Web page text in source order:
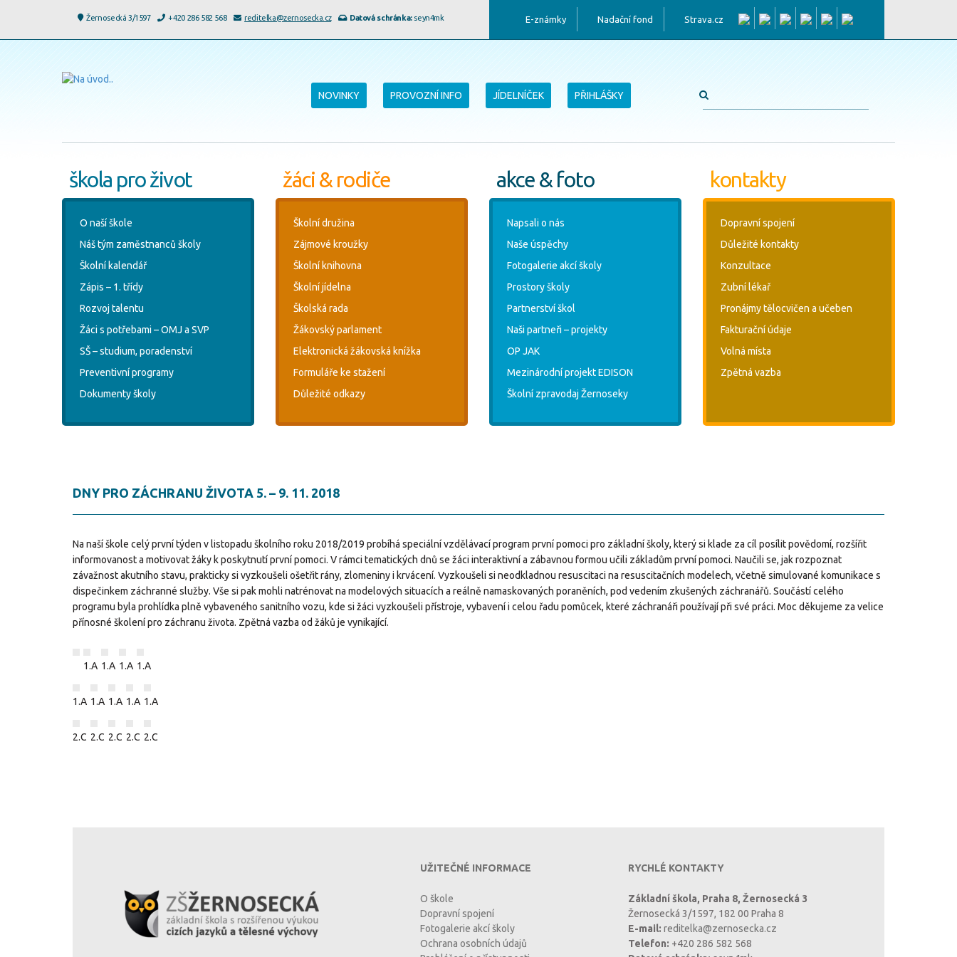
Žernosecká 3/1597 +420 286 582 568 reditelka@zernosecka.cz Datová schránka:seyn4mk E-známky Nadační fond Strava.cz
NOVINKY PROVOZNÍ INFO JÍDELNÍČEK PŘIHLÁŠKY
škola pro život
O naší škole
Náš tým zaměstnanců školy
Školní kalendář
Zápis – 1. třídy
Rozvoj talentu
Žáci s potřebami – OMJ a SVP
SŠ – studium, poradenství
Preventivní programy
Dokumenty školy
žáci & rodiče
Školní družina
Zájmové kroužky
Školní knihovna
Školní jídelna
Školská rada
Žákovský parlament
Elektronická žákovská knížka
Formuláře ke stažení
Důležité odkazy
akce & foto
Napsali o nás
Naše úspěchy
Fotogalerie akcí školy
Prostory školy
Partnerství škol
Naši partneři – projekty
OP JAK
Mezinárodní projekt EDISON
Školní zpravodaj Žernoseky
kontakty
Dopravní spojení
Důležité kontakty
Konzultace
Zubní lékař
Pronájmy tělocvičen a učeben
Fakturační údaje
Volná místa
Zpětná vazba
DNY PRO ZÁCHRANU ŽIVOTA 5. – 9. 11. 2018
Na naší škole celý první týden v listopadu školního roku 2018/2019 probíhá speciální vzdělávací program první pomoci pro základní školy, který si klade za cíl posílit povědomí, rozšířit
informovanost a motivovat žáky k poskytnutí první pomoci. V rámci tematických dnů se žáci interaktivní a zábavnou formou učili základům první pomoci. Naučili se, jak rozpoznat
závažnost akutního stavu, prakticky si vyzkoušeli ošetřit rány, zlomeniny i krvácení. Vyzkoušeli si neodkladnou resuscitaci na resuscitačních modelech, včetně simulované komunikace s
dispečinkem záchranné služby. Vše si pak mohli natrénovat na modelových situacích a reálně namaskovaných poraněních, pod vedením zkušených záchranářů. Součástí celého
programu byla prohlídka plně vybaveného sanitního vozu, kde si žáci vyzkoušeli přístroje, vybavení i celou řadu pomůcek, které záchranáři používají při své práci. Moc děkujeme za velice
přínosné školení pro záchranu života. Zpětná vazba od žáků je vynikající.
1.A 1.A 1.A 1.A
1.A 1.A 1.A 1.A 1.A
2.C 2.C 2.C 2.C 2.C
UŽITEČNÉ INFORMACE
O škole
Dopravní spojení
Fotogalerie akcí školy
Ochrana osobních údajů
RYCHLÉ KONTAKTY
Základní škola, Praha 8, Žernosecká 3
Žernosecká 3/1597, 182 00 Praha 8
E-mail: reditelka@zernosecka.cz
Telefon: +420 286 582 568